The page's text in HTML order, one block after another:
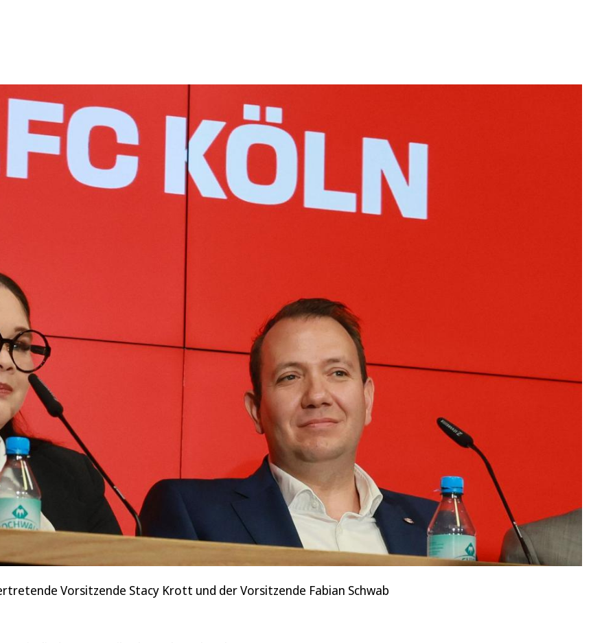
Vorsitzende Stacy Krott und der Vorsitzende Fabian Schwab